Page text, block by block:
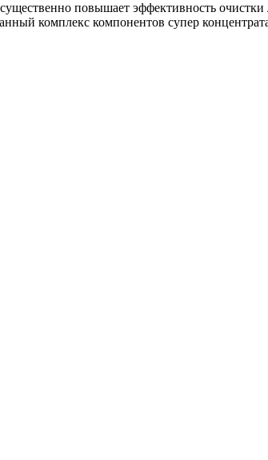
повышает эффективность
комплекс компонентов супер